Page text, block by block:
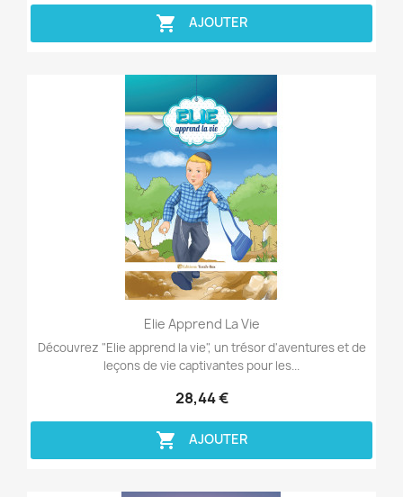
 AJOUTER
Aperçu rapide
Elie Apprend La Vie
Découvrez "Elie apprend la vie", un trésor d'aventures et de
leçons de vie captivantes pour les...
28,44 €
 AJOUTER